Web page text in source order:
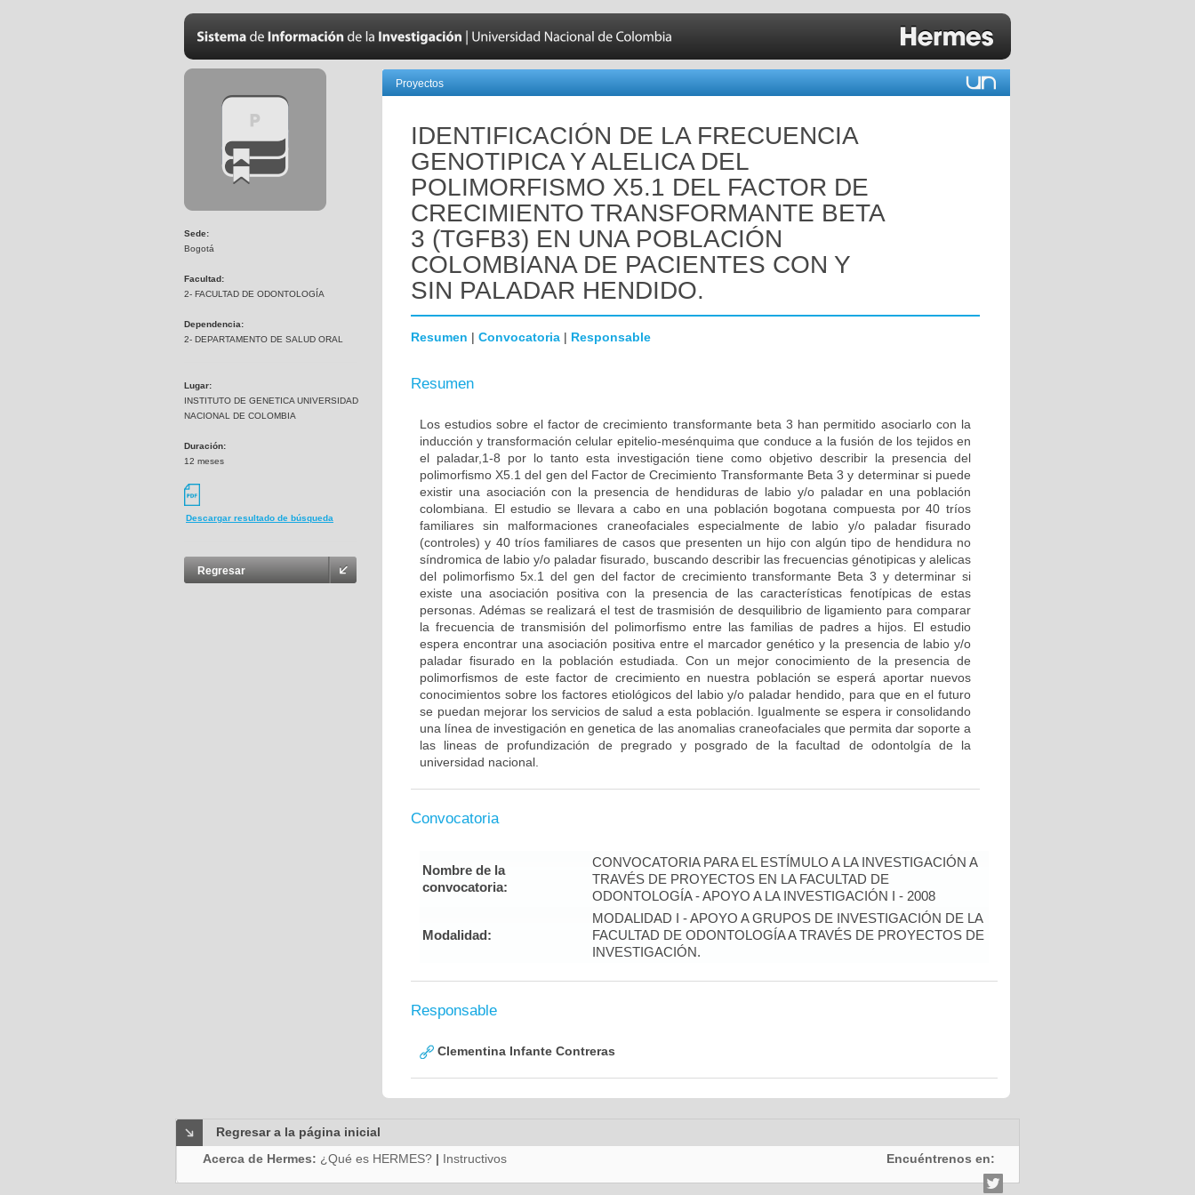
Sede:
Bogotá
Facultad:
2- FACULTAD DE ODONTOLOGÍA
Dependencia:
2- DEPARTAMENTO DE SALUD ORAL
Lugar:
INSTITUTO DE GENETICA UNIVERSIDAD
NACIONAL DE COLOMBIA
Duración:
12 meses
Descargar resultado de búsqueda
Regresar
Proyectos
IDENTIFICACIÓN DE LA FRECUENCIA
GENOTIPICA Y ALELICA DEL
POLIMORFISMO X5.1 DEL FACTOR DE
CRECIMIENTO TRANSFORMANTE BETA
3 (TGFB3) EN UNA POBLACIÓN
COLOMBIANA DE PACIENTES CON Y
SIN PALADAR HENDIDO.
Resumen | Convocatoria | Responsable
Resumen
Los estudios sobre el factor de crecimiento transformante beta 3 han permitido asociarlo con la
inducción y transformación celular epitelio-mesénquima que conduce a la fusión de los tejidos en
el paladar,1-8 por lo tanto esta investigación tiene como objetivo describir la presencia del
polimorfismo X5.1 del gen del Factor de Crecimiento Transformante Beta 3 y determinar si puede
existir una asociación con la presencia de hendiduras de labio y/o paladar en una población
colombiana. El estudio se llevara a cabo en una población bogotana compuesta por 40 tríos
familiares sin malformaciones craneofaciales especialmente de labio y/o paladar fisurado
(controles) y 40 tríos familiares de casos que presenten un hijo con algún tipo de hendidura no
síndromica de labio y/o paladar fisurado, buscando describir las frecuencias génotipicas y alelicas
del polimorfismo 5x.1 del gen del factor de crecimiento transformante Beta 3 y determinar si
existe una asociación positiva con la presencia de las características fenotípicas de estas
personas. Adémas se realizará el test de trasmisión de desquilibrio de ligamiento para comparar
la frecuencia de transmisión del polimorfismo entre las familias de padres a hijos. El estudio
espera encontrar una asociación positiva entre el marcador genético y la presencia de labio y/o
paladar fisurado en la población estudiada. Con un mejor conocimiento de la presencia de
polimorfismos de este factor de crecimiento en nuestra población se esperá aportar nuevos
conocimientos sobre los factores etiológicos del labio y/o paladar hendido, para que en el futuro
se puedan mejorar los servicios de salud a esta población. Igualmente se espera ir consolidando
una línea de investigación en genetica de las anomalias craneofaciales que permita dar soporte a
las lineas de profundización de pregrado y posgrado de la facultad de odontolgía de la
universidad nacional.
Convocatoria
Nombre de la
convocatoria:
CONVOCATORIA PARA EL ESTÍMULO A LA INVESTIGACIÓN A
TRAVÉS DE PROYECTOS EN LA FACULTAD DE
ODONTOLOGÍA - APOYO A LA INVESTIGACIÓN I - 2008
Modalidad:
MODALIDAD I - APOYO A GRUPOS DE INVESTIGACIÓN DE LA
FACULTAD DE ODONTOLOGÍA A TRAVÉS DE PROYECTOS DE
INVESTIGACIÓN.
Responsable
Clementina Infante Contreras
Regresar a la página inicial
Acerca de Hermes: ¿Qué es HERMES? | Instructivos Encuéntrenos en: